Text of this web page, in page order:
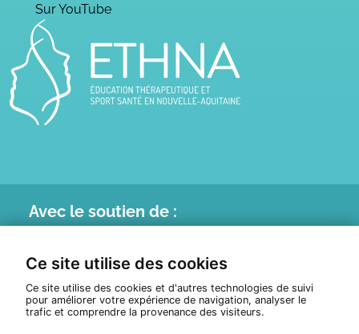
Ce site utilise des cookies
Ce site utilise des cookies et d'autres technologies de suivi
pour améliorer votre expérience de navigation, analyser le
trafic et comprendre la provenance des visiteurs.
Sur YouTube
Avec le soutien de :